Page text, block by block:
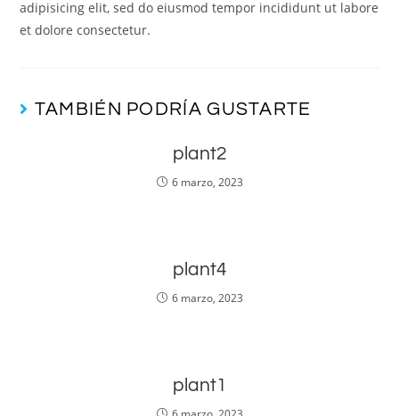
adipisicing elit, sed do eiusmod tempor incididunt ut labore
et dolore consectetur.
TAMBIÉN PODRÍA GUSTARTE
plant2
6 marzo, 2023
plant4
6 marzo, 2023
plant1